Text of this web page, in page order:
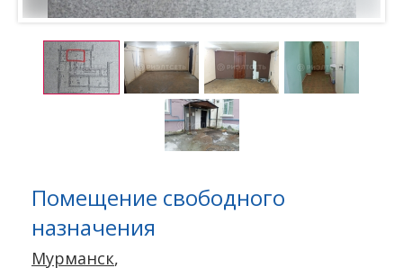
Помещение свободного
назначения
Мурманск,